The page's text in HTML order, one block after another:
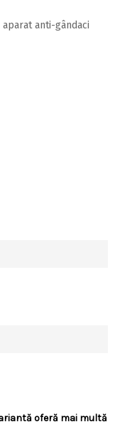
anti-gândaci
oferă mai multă